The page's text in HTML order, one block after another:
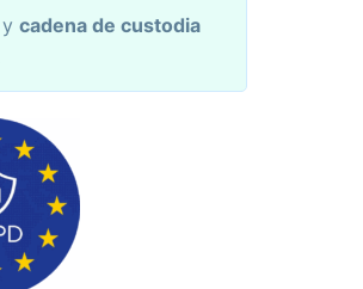
y cadena de custodia